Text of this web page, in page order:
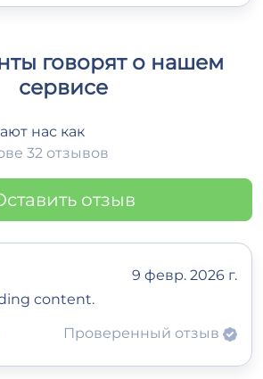
говорят о нашем
сервисе
нас как
32 отзывов
отзыв
9 февр. 2026 г.
content.
Проверенный отзыв